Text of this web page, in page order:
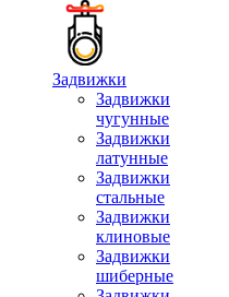
Задвижки
Задвижки
чугунные
Задвижки
латунные
Задвижки
стальные
Задвижки
клиновые
Задвижки
шиберные